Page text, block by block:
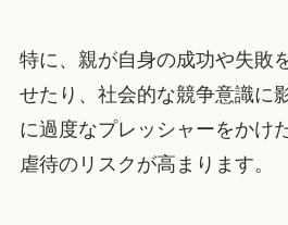
特に、親が自身の成功や失敗
せたり、社会的な競争意識に
に過度なプレッシャーをかけ
虐待のリスクが高まります。